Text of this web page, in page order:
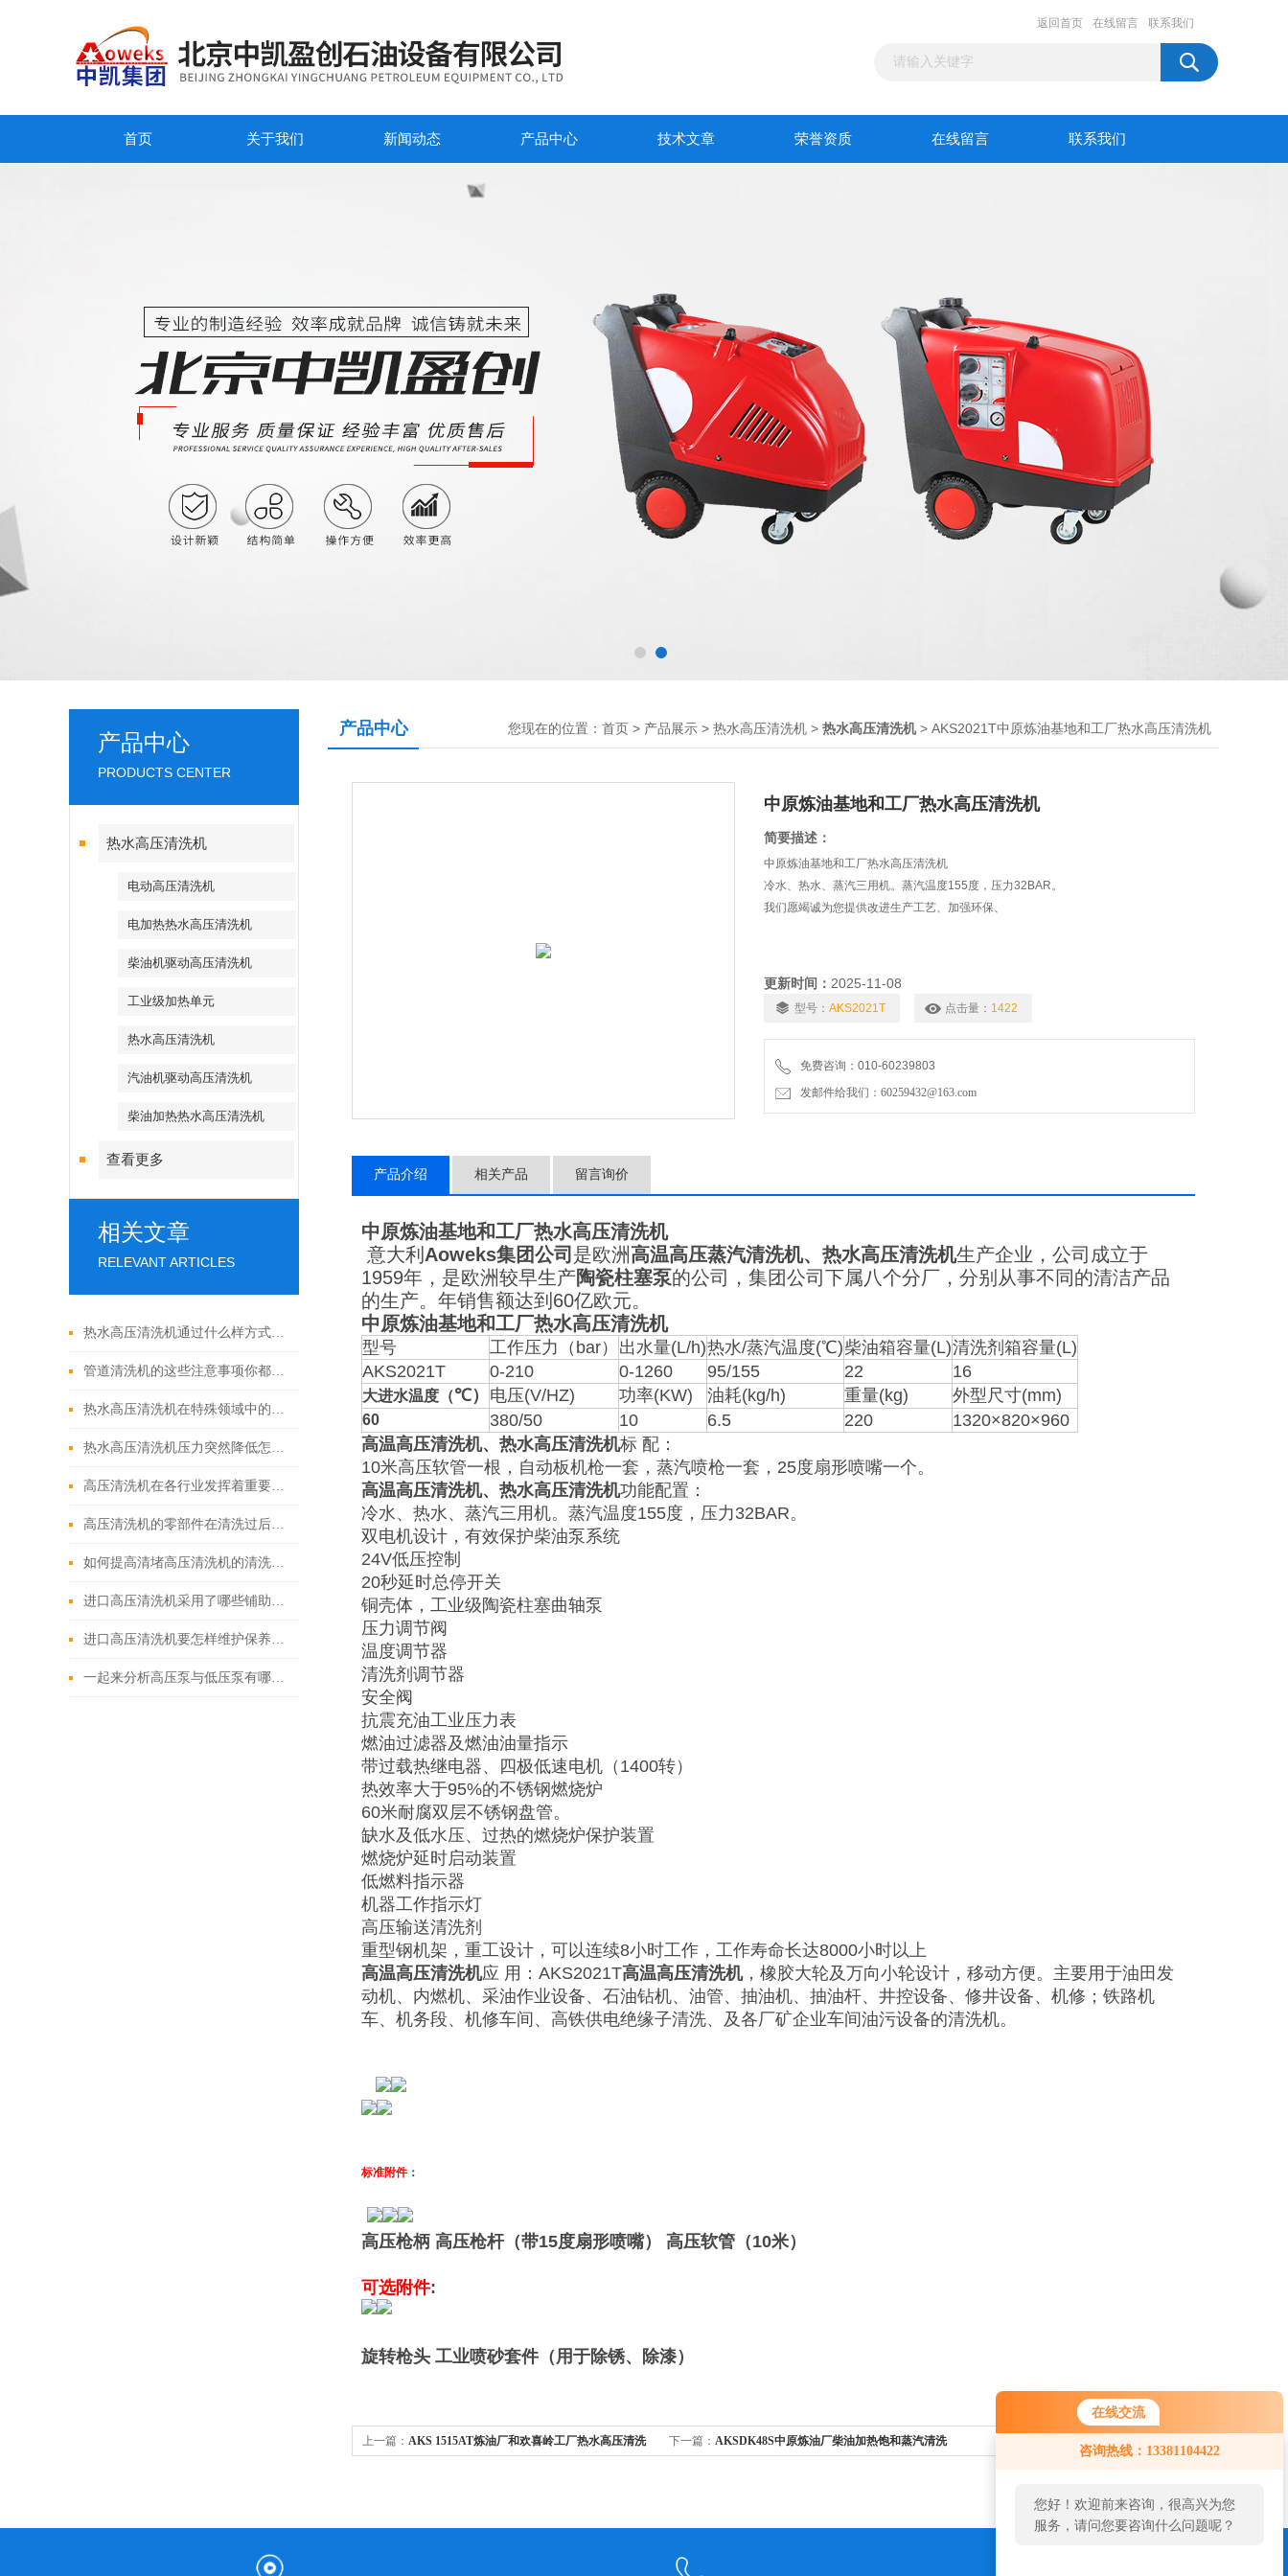
在线交流
咨询热线：13381104422
您好！欢迎前来咨询，很高兴为您
服务，请问您要咨询什么问题呢？
返回首页 在线留言 联系我们
首页 关于我们 新闻动态 产品中心 技术文章 荣誉资质 在线留言 联系我们
产品中心
PRODUCTS CENTER
热水高压清洗机
电动高压清洗机
电加热热水高压清洗机
柴油机驱动高压清洗机
工业级加热单元
热水高压清洗机
汽油机驱动高压清洗机
柴油加热热水高压清洗机
查看更多
相关文章
RELEVANT ARTICLES
热水高压清洗机通过什么样方式来实现增压呢
管道清洗机的这些注意事项你都落实到位了吗
热水高压清洗机在特殊领域中的应用
热水高压清洗机压力突然降低怎么回事
高压清洗机在各行业发挥着重要的作用
高压清洗机的零部件在清洗过后还需要注意什么
如何提高清堵高压清洗机的清洗效果？
进口高压清洗机采用了哪些铺助系统
进口高压清洗机要怎样维护保养才算合理呢
一起来分析高压泵与低压泵有哪些不同表现
产品中心 您现在的位置： 首页 > 产品展示 > 热水高压清洗机 > 热水高压清洗机> AKS2021T中原炼油基地和工厂热水高压清洗机
中原炼油基地和工厂热水高压清洗机
简要描述：
中原炼油基地和工厂热水高压清洗机
冷水、热水、蒸汽三用机。蒸汽温度155度，压力32BAR。
我们愿竭诚为您提供改进生产工艺、加强环保、
更新时间： 2025-11-08
型号： AKS2021T 点击量： 1422
免费咨询：010-60239803
发邮件给我们：60259432@163.com
产品介绍 相关产品 留言询价
中原炼油基地和工厂热水高压清洗机
意大利 Aoweks集团公司 是欧洲高温高压蒸汽清洗机、热水高压清洗机生产企业，公司成立于
1959年，是欧洲较早生产陶瓷柱塞泵的公司，集团公司下属八个分厂，分别从事不同的清洁产品
的生产。年销售额达到60亿欧元。
中原炼油基地和工厂热水高压清洗机
型号 工作压力（bar） 出水量(L/h)热水/蒸汽温度(℃)柴油箱容量(L)清洗剂箱容量(L)
AKS2021T
0-210 0-1260 95/155 22 16
大进水温度（℃） 电压(V/HZ) 功率(KW) 油耗(kg/h) 重量(kg) 外型尺寸(mm)
60 380/50 10 6.5 220
1320×820×960
高温高压清洗机、热水高压清洗机标 配：
10米高压软管一根，自动板机枪一套，蒸汽喷枪一套，25度扇形喷嘴一个。
高温高压清洗机、热水高压清洗机功能配置：
冷水、热水、蒸汽三用机。蒸汽温度155度，压力32BAR。
双电机设计，有效保护柴油泵系统
24V低压控制
20秒延时总停开关
铜壳体，工业级陶瓷柱塞曲轴泵
压力调节阀
温度调节器
清洗剂调节器
安全阀
抗震充油工业压力表
燃油过滤器及燃油油量指示
带过载热继电器、四极低速电机（1400转）
热效率大于95%的不锈钢燃烧炉
60米耐腐双层不锈钢盘管。
缺水及低水压、过热的燃烧炉保护装置
燃烧炉延时启动装置
低燃料指示器
机器工作指示灯
高压输送清洗剂
重型钢机架，重工设计，可以连续8小时工作，工作寿命长达8000小时以上
高温高压清洗机应 用：AKS2021T高温高压清洗机， 橡胶大轮及万向小轮设计，移动方便。主要用于油田发
动机、内燃机、采油作业设备、石油钻机、油管、抽油机、抽油杆、井控设备、修井设备、机修；铁路机
车、机务段、机修车间、高铁供电绝缘子清洗、及各厂矿企业车间油污设备的清洗机。
标准附件：
高压枪柄 高压枪杆（带15度扇形喷嘴） 高压软管（10米）
可选附件:
旋转枪头 工业喷砂套件（用于除锈、除漆）
上一篇： AKS 1515AT炼油厂和欢喜岭工厂热水高压清洗 下一篇： AKSDK48S中原炼油厂柴油加热饱和蒸汽清洗 返回列表>>